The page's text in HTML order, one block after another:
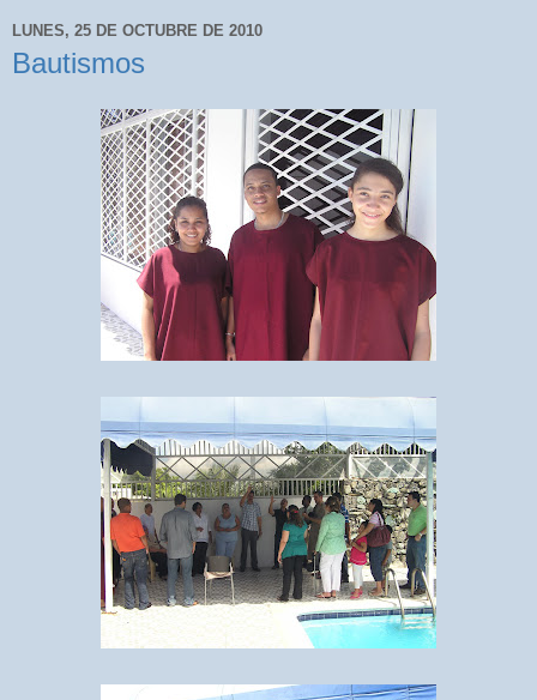
LUNES, 25 DE OCTUBRE DE 2010
Bautismos